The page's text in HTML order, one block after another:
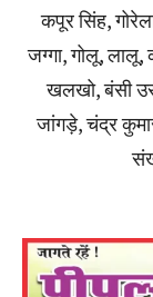
कपूर सिंह,
जग्गा, गोलू, लालू,
खलखो, बंसी
जांगड़े, चंद्र